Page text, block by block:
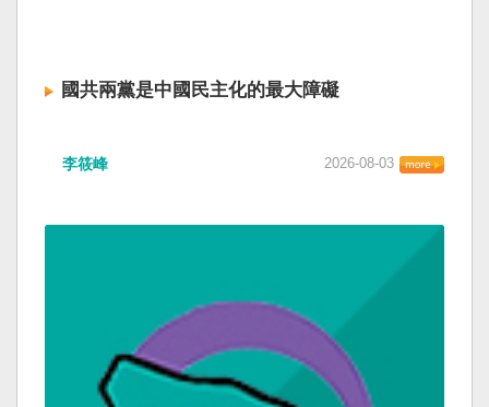
國共兩黨是中國民主化的最大障礙
李筱峰 2026-08-03